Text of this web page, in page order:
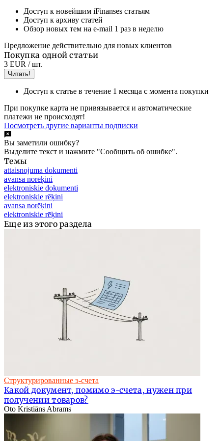
Доступ к новейшим iFinanses статьям
Доступ к архиву статей
Обзор новых тем на e-mail 1 раз в неделю
Предложение действительно для новых клиентов
Покупка одной статьи
3 EUR / шт.
Читать!
Доступ к статье в течение 1 месяца с момента покупки
При покупке карта не привязывается и автоматические
платежи не происходят!
Посмотреть другие варианты подписки
Вы заметили ошибку?
Выделите текст и нажмите "Сообщить об ошибке".
Темы
attaisnojuma dokumenti
avansa norēķini
elektroniskie dokumenti
elektroniskie rēķini
avansa norēķini
elektroniskie rēķini
Еще из этого раздела
Структурированные э-счета
Какой документ, помимо э-счета, нужен при
получении товаров?
Oto Kristiāns Abrams